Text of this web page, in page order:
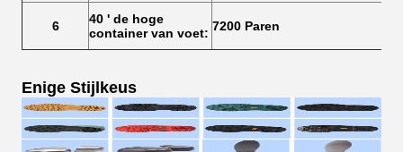
6
40 ' de hoge
container van voet: 7200 Paren
Enige Stijlkeus